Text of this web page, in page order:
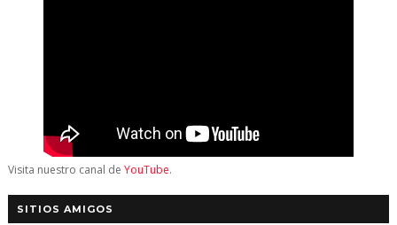
Visita nuestro canal de YouTube.
SITIOS AMIGOS